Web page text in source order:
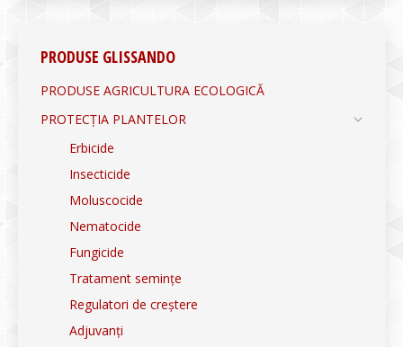
PRODUSE GLISSANDO
PRODUSE AGRICULTURA ECOLOGICĂ
PROTECȚIA PLANTELOR
Erbicide
Insecticide
Moluscocide
Nematocide
Fungicide
Tratament semințe
Regulatori de creștere
Adjuvanți